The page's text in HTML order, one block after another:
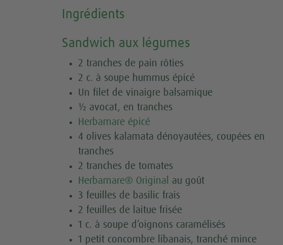
Ingrédients
Sandwich aux légumes
2 tranches de pain rôties
2 c. à soupe hummus épicé
Un filet de vinaigre balsamique
½ avocat, en tranches
Herbamare épicé
4 olives kalamata dénoyautées, coupées en
tranches
2 tranches de tomates
Herbamare® Original
au goût
3 feuilles de basilic frais
2 feuilles de laitue frisée
1 c. à soupe d’oignons caramélisés
1 petit concombre libanais, tranché mince